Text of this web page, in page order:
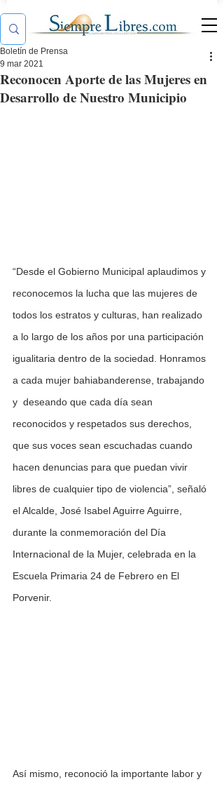
Reconocen Aporte de las Mujeres en
Desarrollo de Nuestro Municipio
Boletín de Prensa
9 mar 2021
“Desde el Gobierno Municipal aplaudimos y
reconocemos la lucha que las mujeres de
todos los estratos y culturas, han realizado
a lo largo de los años por una participación
igualitaria dentro de la sociedad. Honramos
a cada mujer bahiabanderense, trabajando
y  deseando que cada día sean
reconocidos y respetados sus derechos,
que sus voces sean escuchadas cuando
hacen denuncias para que puedan vivir
libres de cualquier tipo de violencia”, señaló
el Alcalde, José Isabel Aguirre Aguirre,
durante la conmemoración del Día
Internacional de la Mujer, celebrada en la
Escuela Primaria 24 de Febrero en El
Porvenir.
Así mismo, reconoció la importante labor y